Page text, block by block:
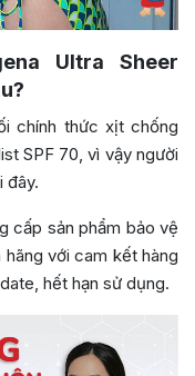
Ultra Sheer
chính thức xịt chống
SPF 70, vì vậy người
đây.
cấp sản phẩm bảo vệ
với cam kết hàng
hết hạn sử dụng.